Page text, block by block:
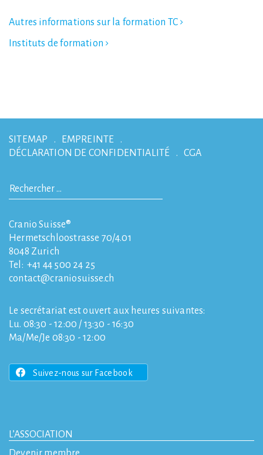
Autres informations sur la formation TC
Instituts de formation
SITEMAP
EMPREINTE
DÉCLARATION DE CONFIDENTIALITÉ
CGA
Cranio Suisse®
Hermetschloostrasse 70/4.01
8048 Zurich
Tel: +41 44 500 24 25
contact
craniosuisse.ch
Le secrétariat est ouvert aux heures suivantes:
Lu. 08:30 - 12:00 / 13:30 - 16:30
Ma/Me/Je 08:30 - 12:00
Suivez-nous sur Facebook
L’ASSOCIATION